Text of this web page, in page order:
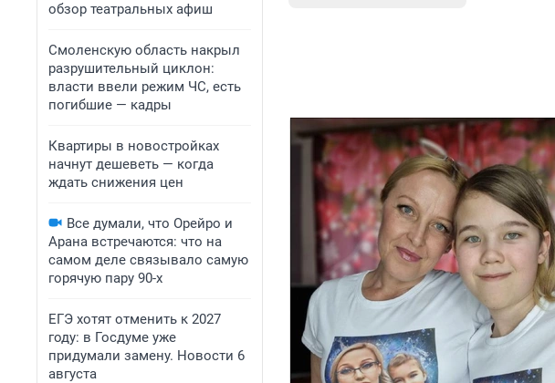
обзор театральных афиш
Смоленскую область накрыл
разрушительный циклон:
власти ввели режим ЧС, есть
погибшие — кадры
Квартиры в новостройках
начнут дешеветь — когда
ждать снижения цен
Все думали, что Орейро и
Арана встречаются: что на
самом деле связывало самую
горячую пару 90-х
ЕГЭ хотят отменить к 2027
году: в Госдуме уже
придумали замену. Новости 6
августа